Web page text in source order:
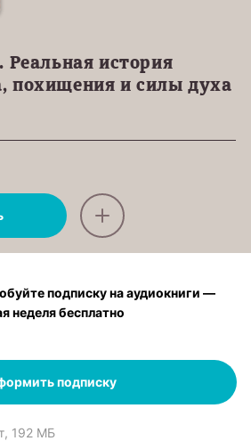
Реальная история
похищения и силы духа
подписку на аудиокниги —
неделя бесплатно
подписку
, 192 МБ